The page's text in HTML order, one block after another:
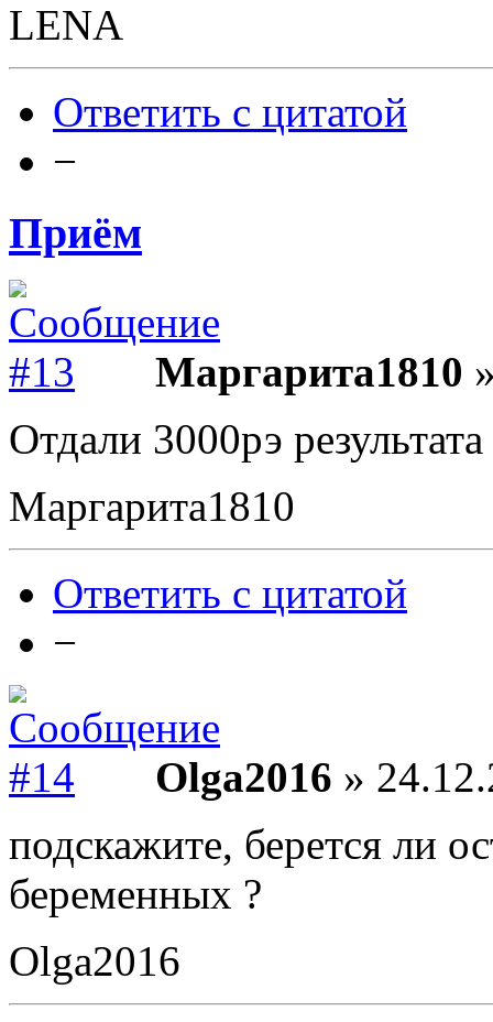
LENA
Ответить с цитатой
−
Приём
Маргарита1810
Отдали 3000рэ
Маргарита1810
Ответить с цитатой
−
Olga2016 »
подскажите, берется ли
беременных ?
Olga2016